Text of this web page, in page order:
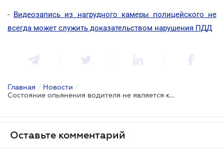
- Видеозапись из нагрудного камеры полицейского не
всегда может служить доказательством нарушения ПДД
Главная / Новости /
Состояние опьянения водителя не является квалифицирующим признаком преступления и отягощает наказание - Большая Палата ВС
Оставьте комментарий